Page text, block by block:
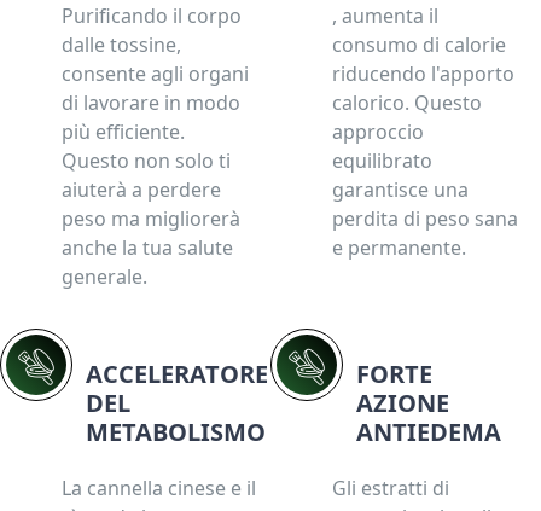
Purificando il corpo
dalle tossine,
consente agli organi
di lavorare in modo
più efficiente.
Questo non solo ti
aiuterà a perdere
peso ma migliorerà
anche la tua salute
generale.
, aumenta il
consumo di calorie
riducendo l'apporto
calorico. Questo
approccio
equilibrato
garantisce una
perdita di peso sana
e permanente.
ACCELERATORE
DEL
METABOLISMO
La cannella cinese e il
FORTE
AZIONE
ANTIEDEMA
Gli estratti di